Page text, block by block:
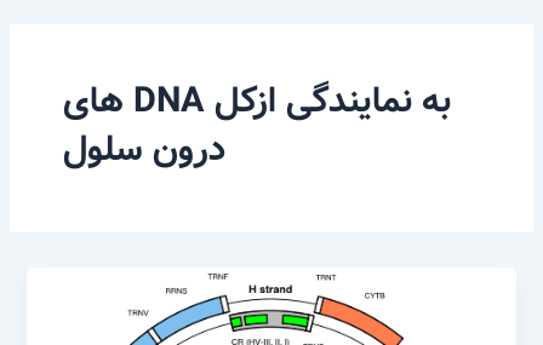
به نمایندگی ازکل DNA های
درون سلول